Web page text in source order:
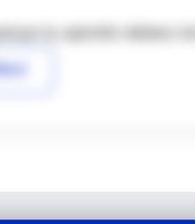
tu opinión debes